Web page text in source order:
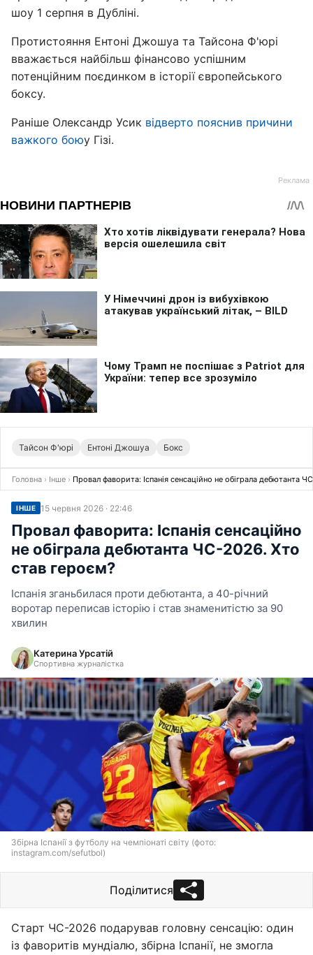
шоу 1 серпня в Дубліні.
Протистояння Ентоні Джошуа та Тайсона Ф'юрі
вважається найбільш фінансово успішним
потенційним поєдинком в історії європейського
боксу.
Раніше Олександр Усик відверто пояснив причини
важкого боюу Гізі.
Тайсон Ф'юрі Ентоні Джошуа Бокс
Головна › Інше › Провал фаворита: Іспанія сенсаційно не обіграла дебютанта
ІНШЕ 15 червня 2026 · 22:46
Провал фаворита: Іспанія сенсаційно
не обіграла дебютанта ЧС-2026. Хто
став героєм?
Іспанія зганьбилася проти дебютанта, а 40-річний
воротар переписав історію і став знаменитістю за 90
хвилин
Катерина Урсатій
Спортивна журналістка
Збірна Іспанії з футболу на чемпіонаті світу (фото:
instagram.com/sefutbol)
Поділитися
Старт ЧС-2026 подарував головну сенсацію: один
із фаворитів мундіалю, збірна Іспанії, не змогла